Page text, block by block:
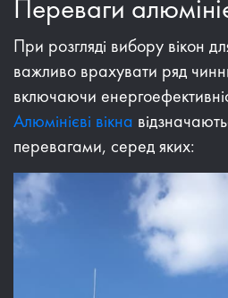
Переваги
При розгляді вибору вікон
важливо врахувати ряд
включаючи
Алюмінієві вікна
перевагами, серед яких: